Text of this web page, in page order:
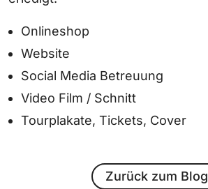
Onlineshop
Website
Social Media Betreuung
Video Film / Schnitt
Tourplakate, Tickets, Cover
Zurück zum Blog